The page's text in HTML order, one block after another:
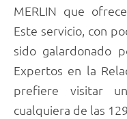
MERLIN que
Este servicio, con
sido galardonado
Expertos en la
prefiere visitar
cualquiera de las